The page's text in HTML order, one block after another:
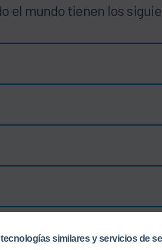
similares y servicios de
el mundo tienen los